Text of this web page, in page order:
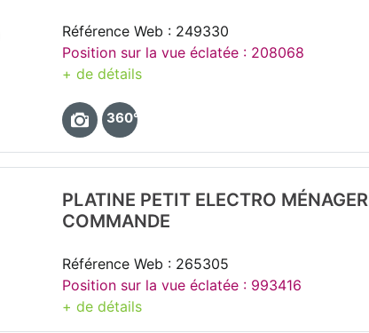
Référence Web : 249330
Position sur la vue éclatée : 208068
+ de détails
360°
PLATINE PETIT ELECTRO MÉNAGER
COMMANDE
Référence Web : 265305
Position sur la vue éclatée : 993416
+ de détails